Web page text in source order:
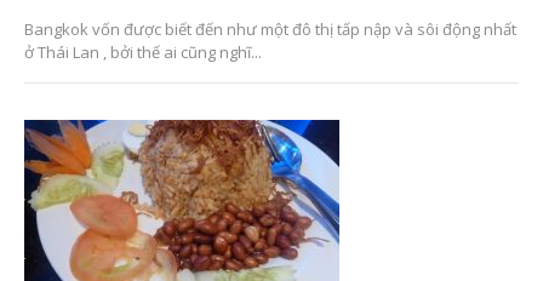
Bangkok vốn được biết đến như một đô thị tấp nập và sôi động nhất
ở Thái Lan , bởi thế ai cũng nghĩ...